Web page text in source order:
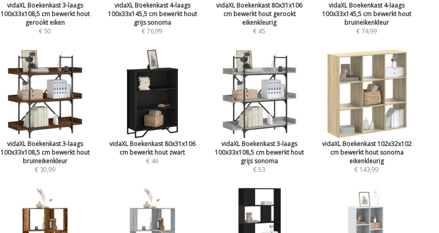
vidaXL Boekenkast 3-laags
100x33x108,5 cm bewerkt hout
gerookt eiken
€ 50
vidaXL Boekenkast 4-laags
100x33x145,5 cm bewerkt hout
grijs sonoma
€ 76,99
vidaXL Boekenkast 80x31x106
cm bewerkt hout gerookt
eikenkleurig
€ 45
vidaXL Boekenkast 4-laags
100x33x145,5 cm bewerkt hout
bruineikenkleur
€ 74,99
vidaXL Boekenkast 3-laags
100x33x108,5 cm bewerkt hout
bruineikenkleur
€ 30,99
vidaXL Boekenkast 80x31x106
cm bewerkt hout zwart
€ 46
vidaXL Boekenkast 3-laags
100x33x108,5 cm bewerkt hout
grijs sonoma
€ 53
vidaXL Boekenkast 102x32x102
cm bewerkt hout sonoma
eikenkleurig
€ 143,99